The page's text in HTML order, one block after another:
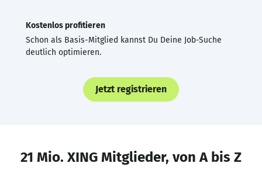
Kostenlos profitieren
Schon als Basis-Mitglied kannst Du Deine Job-Suche
deutlich optimieren.
Jetzt registrieren
21 Mio. XING Mitglieder, von A bis Z